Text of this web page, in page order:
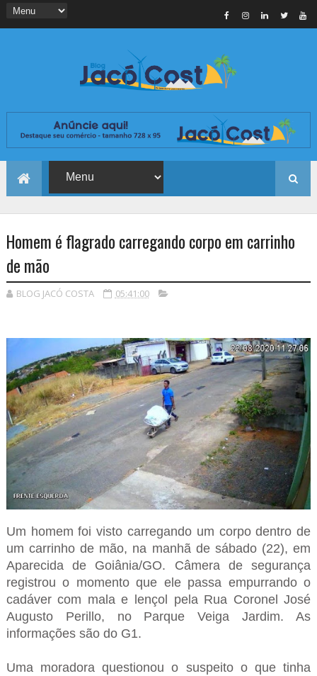
Homem é flagrado carregando corpo em carrinho
de mão
BLOG JACÓ COSTA 05:41:00
Um homem foi visto carregando um corpo dentro de
um carrinho de mão, na manhã de sábado (22), em
Aparecida de Goiânia/GO. Câmera de segurança
registrou o momento que ele passa empurrando o
cadáver com mala e lençol pela Rua Coronel José
Augusto Perillo, no Parque Veiga Jardim. As
informações são do G1.
Uma moradora questionou o suspeito o que tinha